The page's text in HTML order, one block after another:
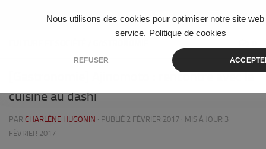
Nous utilisons des cookies pour optimiser notre site web
service. Politique de cookies
REFUSER
Skip to content
[Gastronomie] Ajinomoto : rencontre avec la
cuisine au dashi
PAR CHARLÈNE HUGONIN · PUBLIÉ 2 FÉVRIER 2017 · MIS À JOUR 3
FÉVRIER 2017